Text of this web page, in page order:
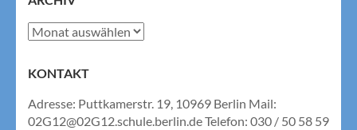
Archiv
KONTAKT
Adresse: Puttkamerstr. 19, 10969 Berlin Mail:
02G12@02G12.schule.berlin.de Telefon: 030 / 50 58 59